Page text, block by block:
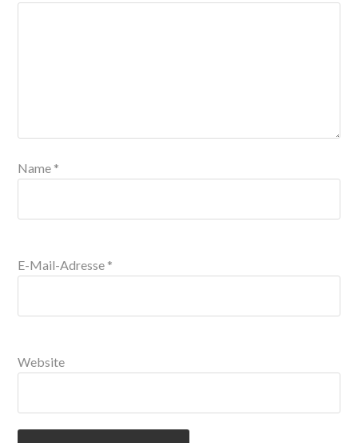
Name *
E-Mail-Adresse *
Website